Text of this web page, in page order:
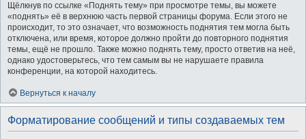
Щёлкнув по ссылке «Поднять тему» при просмотре темы, вы можете
«поднять» её в верхнюю часть первой страницы форума. Если этого не
происходит, то это означает, что возможность поднятия тем могла быть
отключена, или время, которое должно пройти до повторного поднятия
темы, ещё не прошло. Также можно поднять тему, просто ответив на неё,
однако удостоверьтесь, что тем самым вы не нарушаете правила
конференции, на которой находитесь.
Вернуться к началу
Форматирование сообщений и типы создаваемых тем